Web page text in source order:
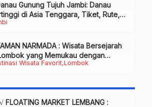
Gunung Tujuh Jambi: Danau
di Asia Tenggara, Tiket, Rute,
Tarik & Tips Lengkap
Wisata Favorit Lombok
NARMADA : Wisata Bersejarah
yang Memukau dengan
Alam & Budaya
√ FLOATING MARKET LEMBANG :